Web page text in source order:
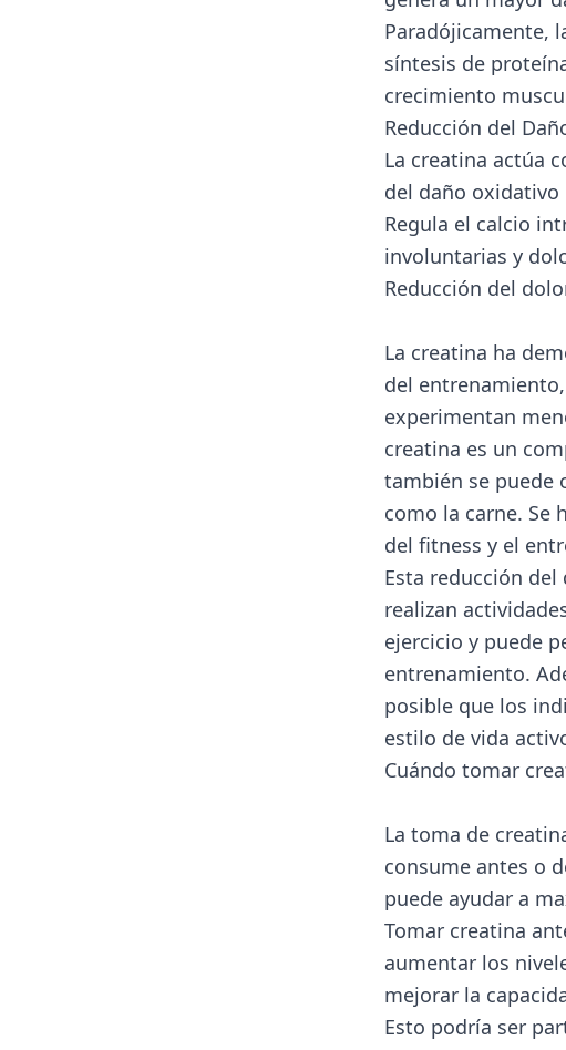
Paradójicamente,
síntesis de
crecimiento
Reducción del
La creatina actúa
del daño
Regula el calcio
involuntarias y
Reducción del
La creatina ha
del
experimentan
creatina es un
también se puede
como la carne.
del fitness y el
Esta reducción
realizan
ejercicio y puede
entrenamiento.
posible que los
estilo de vida
Cuándo tomar
La toma de
consume antes o
puede ayudar a
Tomar creatina
aumentar los
mejorar la
Esto podría ser